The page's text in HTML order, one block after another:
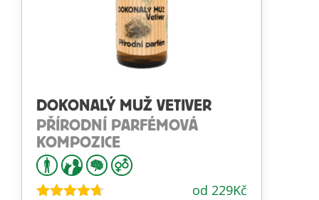
DOKONALÝ MUŽ VETIVER
PŘÍRODNÍ PARFÉMOVÁ
KOMPOZICE
od 229Kč